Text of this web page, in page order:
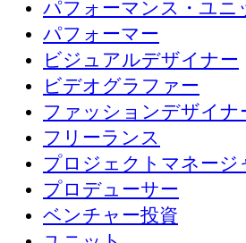
パフォーマンス・ユニ
パフォーマー
ビジュアルデザイナー
ビデオグラファー
ファッションデザイナ
フリーランス
プロジェクトマネージ
プロデューサー
ベンチャー投資